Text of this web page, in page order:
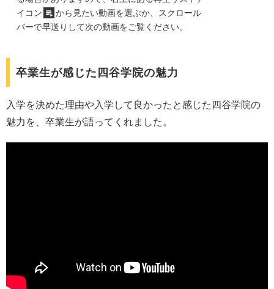
イコン
から見たい動画を選ぶか、スクロール
バーで早送りして次の動画をご覧ください。
卒業生が感じた四谷学院の魅力
入学を決めた理由や入学して良かったと感じた四谷学院の
魅力を、卒業生が語ってくれました。